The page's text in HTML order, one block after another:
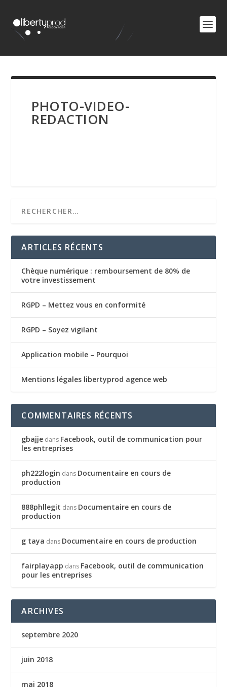
PHOTO-VIDEO-
REDACTION
ARTICLES RÉCENTS
Chèque numérique : remboursement de 80% de
votre investissement
RGPD – Mettez vous en conformité
RGPD – Soyez vigilant
Application mobile – Pourquoi
Mentions légales libertyprod agence web
COMMENTAIRES RÉCENTS
gbajje dans Facebook, outil de communication pour
les entreprises
ph222login dans Documentaire en cours de
production
888phllegit dans Documentaire en cours de
production
g taya dans Documentaire en cours de production
fairplayapp dans Facebook, outil de communication
pour les entreprises
ARCHIVES
septembre 2020
juin 2018
mai 2018